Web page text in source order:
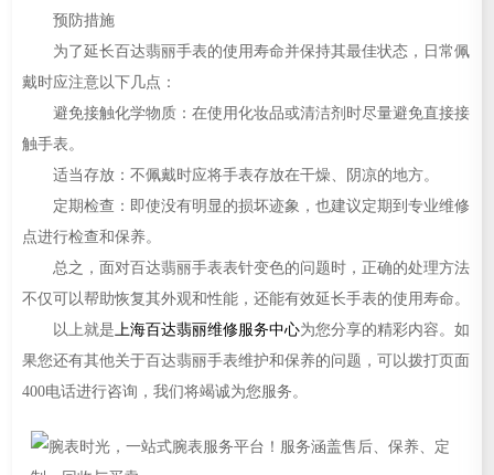
预防措施
为了延长百达翡丽手表的使用寿命并保持其最佳状态，日常佩
戴时应注意以下几点：
避免接触化学物质：在使用化妆品或清洁剂时尽量避免直接接
触手表。
适当存放：不佩戴时应将手表存放在干燥、阴凉的地方。
定期检查：即使没有明显的损坏迹象，也建议定期到专业维修
点进行检查和保养。
总之，面对百达翡丽手表表针变色的问题时，正确的处理方法
不仅可以帮助恢复其外观和性能，还能有效延长手表的使用寿命。
以上就是上海百达翡丽维修服务中心为您分享的精彩内容。如
果您还有其他关于百达翡丽手表维护和保养的问题，可以拨打页面
400电话进行咨询，我们将竭诚为您服务。